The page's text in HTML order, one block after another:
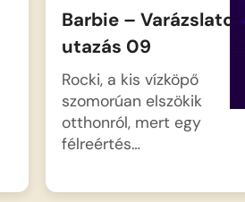
Barbie – Varázslatos
utazás 09
Rocki, a kis vízköpő
szomorúan elszökik
otthonról, mert egy
félreértés…